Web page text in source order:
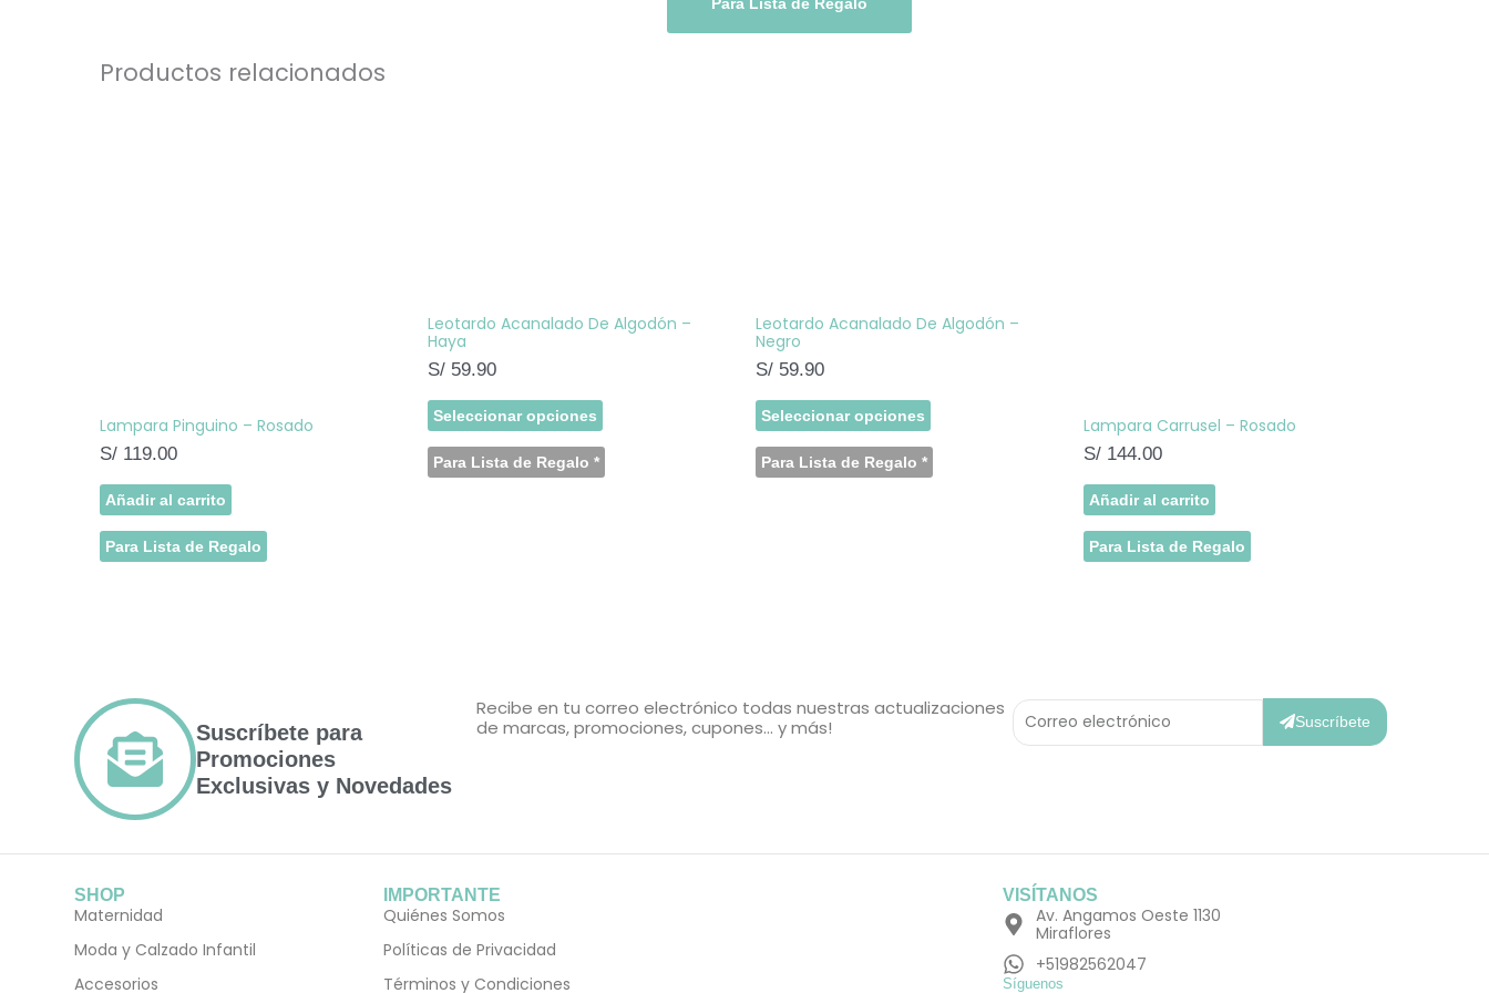
Para Lista de Regalo
Productos relacionados
Lampara Pinguino – Rosado
S/119.00
Añadir al carrito
Para Lista de Regalo
Leotardo Acanalado De Algodón –
Haya
S/59.90
Seleccionar opciones
página
de
Para Lista de Regalo *
Leotardo Acanalado De Algodón –
Negro
S/ 59.90
Seleccionar opciones
página
de
Para Lista de Regalo *
Lampara Carrusel – Rosado
S/ 144.00
Añadir al carrito
Para Lista de Regalo
Suscríbete para
Promociones
Exclusivas y Novedades
Recibe en tu correo electrónico todas nuestras actualizaciones
de marcas, promociones, cupones... y más!
Correo
Electrónico
Suscríbete
SHOP
Maternidad
Moda y Calzado Infantil
Accesorios
IMPORTANTE
Quiénes Somos
Políticas de Privacidad
Términos y Condiciones
VISÍTANOS
Av. Angamos Oeste 1130
Miraflores
+51982562047
Síguenos